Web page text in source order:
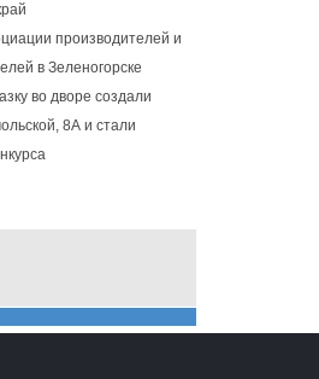
производителей и
в Зеленогорске
во дворе создали
8А и стали